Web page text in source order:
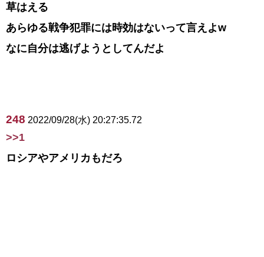
草はえる
あらゆる戦争犯罪には時効はないって言えよw
なに自分は逃げようとしてんだよ
248 2022/09/28(水) 20:27:35.72
>>1
ロシアやアメリカもだろ